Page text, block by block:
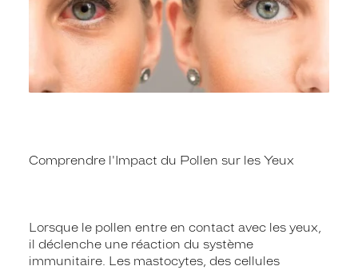
Comprendre l'Impact du Pollen sur les Yeux
Lorsque le pollen entre en contact avec les yeux,
il déclenche une réaction du système
immunitaire. Les mastocytes, des cellules